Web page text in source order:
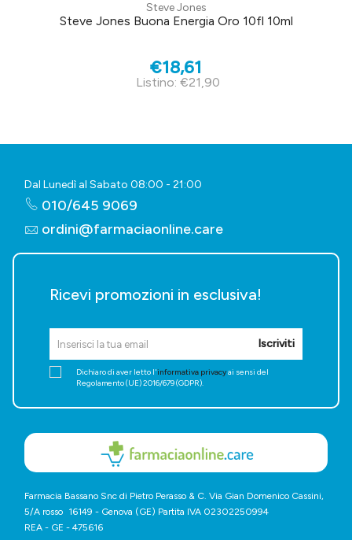
Steve Jones
Steve Jones Buona Energia Oro 10fl 10ml
€18,61
Listino: €21,90
Dal Lunedì al Sabato 08:00 - 21:00
010/645 9069
ordini@farmaciaonline.care
Ricevi promozioni in esclusiva!
Iscriviti
Dichiaro di aver letto l'informativa privacyai sensi del
Regolamento (UE) 2016/679 (GDPR).
Farmacia Bassano Snc di Pietro Perasso & C. Via Gian Domenico Cassini,
5/A rosso 16149 - Genova (GE) Partita IVA 02302250994
REA - GE - 475616